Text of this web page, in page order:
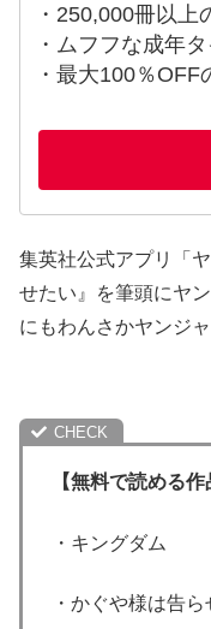
・250,000冊以上
・ムフフな成年
・最大100％
集英社公式アプリ「
せたい』を筆頭にヤ
にもわんさかヤンジ
【無料で読める作
・キングダム
・かぐや様は告ら